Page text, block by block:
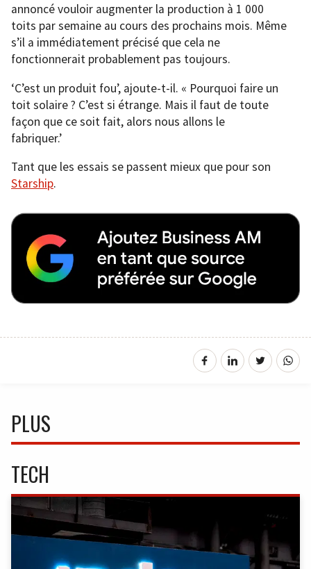
annoncé vouloir augmenter la production à 1 000
toits par semaine au cours des prochains mois. Même
s’il a immédiatement précisé que cela ne
fonctionnerait probablement pas toujours.
‘C’est un produit fou’, ajoute-t-il. « Pourquoi faire un
toit solaire ? C’est si étrange. Mais il faut de toute
façon que ce soit fait, alors nous allons le
fabriquer.’
Tant que les essais se passent mieux que pour son
Starship.
PLUS
TECH